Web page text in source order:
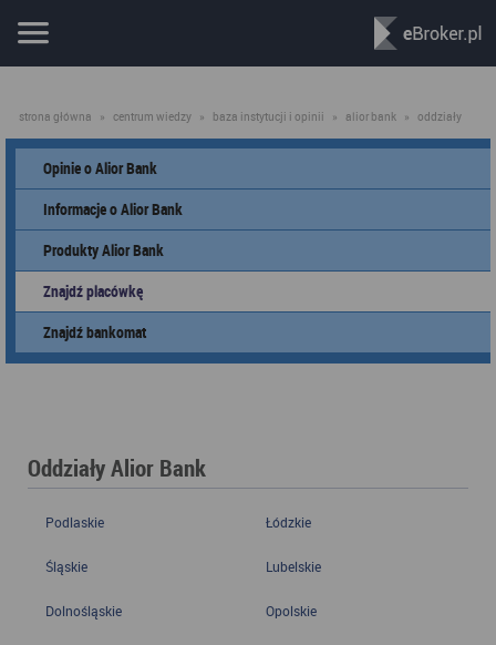
strona główna » centrum wiedzy » baza instytucji i opinii » alior bank » oddziały
Opinie o Alior Bank
Informacje o Alior Bank
Produkty Alior Bank
Znajdź placówkę
Znajdź bankomat
Oddziały Alior Bank
Podlaskie Łódzkie
Śląskie Lubelskie
Dolnośląskie Opolskie